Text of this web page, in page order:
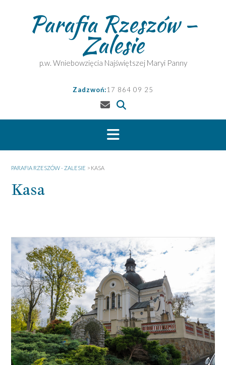
Parafia Rzeszów –
Zalesie
p.w. Wniebowzięcia Najświętszej Maryi Panny
Zadzwoń:17 864 09 25
PARAFIA RZESZÓW - ZALESIE > KASA
Kasa